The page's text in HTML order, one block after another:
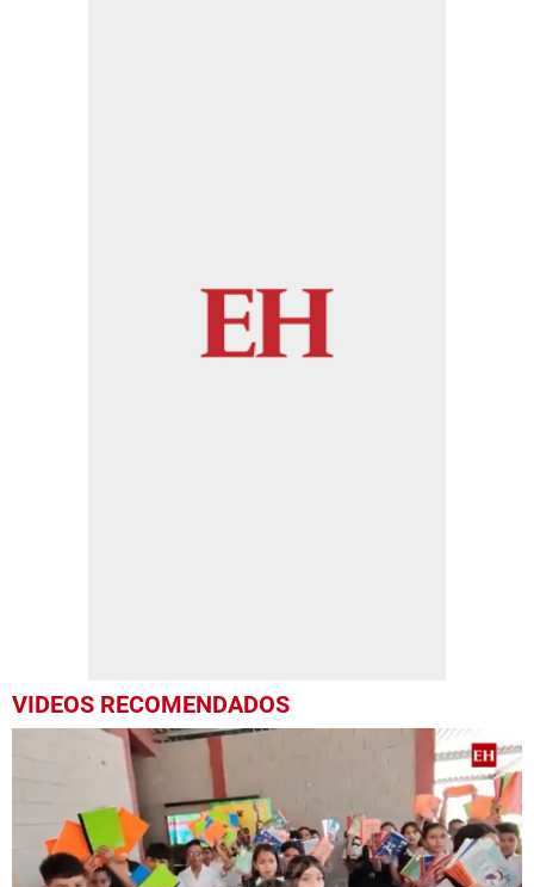
VIDEOS RECOMENDADOS